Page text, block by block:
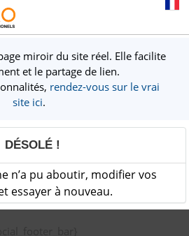
miroir du site réel. Elle facilite
et le partage de lien.
rendez-vous sur le vrai
site ici.
DÉSOLÉ !
n’a pu aboutir, modifier vos
essayer à nouveau.